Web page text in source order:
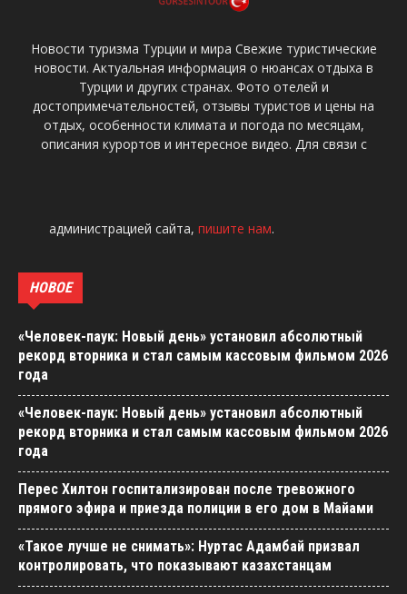
Новости туризма Турции и мира Свежие туристические
новости. Актуальная информация о нюансах отдыха в
Турции и других странах. Фото отелей и
достопримечательностей, отзывы туристов и цены на
отдых, особенности климата и погода по месяцам,
описания курортов и интересное видео. Для связи с
администрацией сайта, пишите нам.
НОВОЕ
«Человек-паук: Новый день» установил абсолютный
рекорд вторника и стал самым кассовым фильмом 2026
года
«Человек-паук: Новый день» установил абсолютный
рекорд вторника и стал самым кассовым фильмом 2026
года
Перес Хилтон госпитализирован после тревожного
прямого эфира и приезда полиции в его дом в Майами
«Такое лучше не снимать»: Нуртас Адамбай призвал
контролировать, что показывают казахстанцам